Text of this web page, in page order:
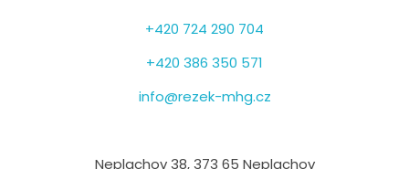
+420 724 290 704
+420 386 350 571
info@rezek-mhg.cz
Neplachov 38, 373 65 Neplachov